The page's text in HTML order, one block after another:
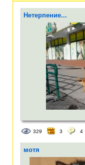
Нетерпение...
329 3 4
мотя